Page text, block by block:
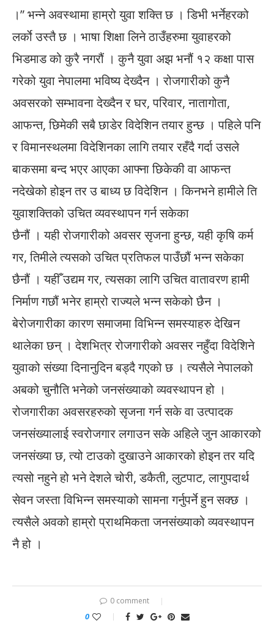
।” भन्ने अवस्थामा हाम्रो युवा शक्ति छ । डिभी भर्नेहरको
लर्काे उस्तै छ । भाषा शिक्षा लिने ठाउँहरुमा युवाहरको
भिडमाड को कुरै नगरौं । कुनै युवा अझ भनौं १२ कक्षा पास
गरेको युवा नेपालमा भविष्य देख्दैन । रोजगारीको कुनै
अवसरको सम्भावना देख्दैन र घर, परिवार, नातागोता,
आफन्त, छिमेकी सबै छाडेर विदेशिन तयार हुन्छ । पहिले पनि
र विमानस्थलमा विदेशिनका लागि तयार रहँदै गर्दा उसले
बाकसमा बन्द भएर आएका आफ्ना छिकेकी वा आफन्त
नदेखेको होइन तर उ बाध्य छ विदेशिन । किनभने हामीले ति
युवाशक्तिको उचित व्यवस्थापन गर्न सकेका
छैनौं । यही रोजगारीको अवसर सृजना हुन्छ, यही कृषि कर्म
गर, तिमीले त्यसको उचित प्रतिफल पाउँछौं भन्न सकेका
छैनौं । यहीँ उद्यम गर, त्यसका लागि उचित वातावरण हामी
निर्माण गछौं भनेर हाम्रो राज्यले भन्न सकेको छैन ।
बेरोजगारीका कारण समाजमा विभिन्न समस्याहरु देखिन
थालेका छन् । देशभित्र रोजगारीको अवसर नहुँदा विदेशिने
युवाको संख्या दिनानुदिन बड्दै गएको छ । त्यसैले नेपालको
अबको चुनौति भनेको जनसंख्याको व्यवस्थापन हो ।
रोजगारीका अवसरहरुको सृजना गर्न सके वा उत्पादक
जनसंख्यालाई स्वरोजगार लगाउन सके अहिले जुन आकारको
जनसंख्या छ, त्यो टाउको दुखाउने आकारको होइन तर यदि
त्यसो नहुने हो भने देशले चोरी, डकैती, लुटपाट, लागुपदार्थ
सेवन जस्ता विभिन्न समस्याको सामना गर्नुपर्ने हुन सक्छ ।
त्यसैले अवको हाम्रो प्राथमिकता जनसंख्याको व्यवस्थापन
नै हो ।
0 comment
0